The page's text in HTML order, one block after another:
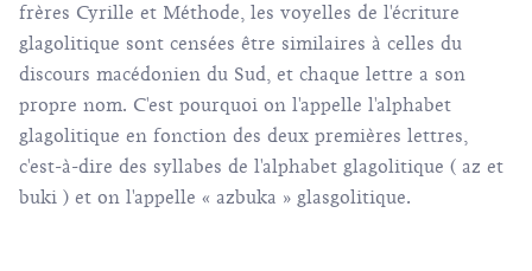
frères Cyrille et Méthode, les voyelles de l'écriture
glagolitique sont censées être similaires à celles du
discours macédonien du Sud, et chaque lettre a son
propre nom. C'est pourquoi on l'appelle l'alphabet
glagolitique en fonction des deux premières lettres,
c'est-à-dire des syllabes de l'alphabet glagolitique ( az et
buki ) et on l'appelle « azbuka » glasgolitique.